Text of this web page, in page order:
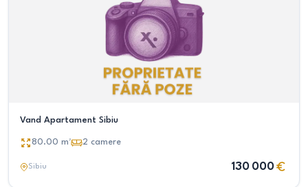
Vand Apartament Sibiu
80.00 m² 2 camere
Sibiu 130 000